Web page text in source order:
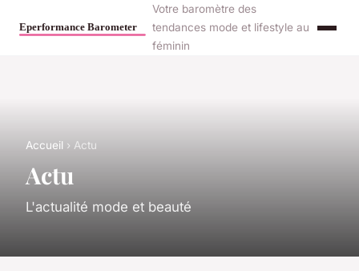
Votre baromètre des
tendances mode et lifestyle au
féminin
Accueil › Actu
Actu
L'actualité mode et beauté